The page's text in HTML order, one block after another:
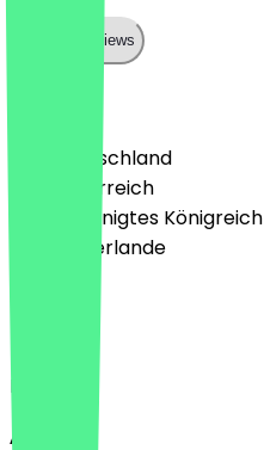
Show all reviews
🇩🇪 Deutschland
🇦🇹 Österreich
🇬🇧 Vereinigtes Königreich
🇳🇱 Niederlande
Deutsch
English
About